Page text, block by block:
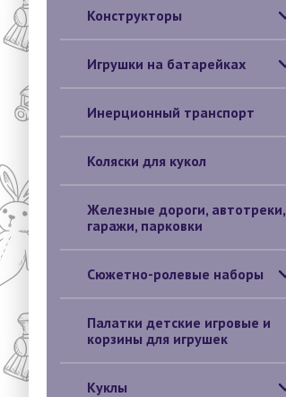
Конструкторы
Игрушки на батарейках
Инерционный транспорт
Коляски для кукол
Железные дороги, автотреки,
гаражи, парковки
Сюжетно-ролевые наборы
Палатки детские игровые и
корзины для игрушек
Куклы